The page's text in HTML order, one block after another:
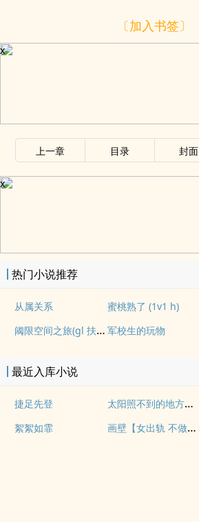
〔加入书签〕
x
上一章 目录 封面
x
热门小说推荐
从属关系 蜜桃熟了 (1v1 h)
阈限空间之旅(gl 扶她) 军校生的玩物
最近入库小说
捷足先登 太阳照不到的地方【百合 s】
絮絮如霏
画壁【女出轨 不做会死h】